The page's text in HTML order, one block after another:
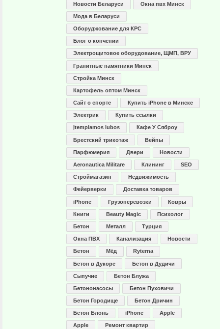
Новости Беларуси Окна пвх Минск
Мода в Беларуси
Оборуджование для КРС
Блог о копчении
Электрощитовое оборудование, ЩМП, ВРУ
Гранитные памятники Минск
Стройка Минск
Картофель оптом Минск
Сайт о спорте Купить iPhone в Минске
Электрик Купить ссылки
Įtempiamos lubos Кафе У Сяброу
Брестский трикотаж Вейпы
Парфюмерия Двери Новости
Aeronautica Militare Клининг SEO
Строймагазин Недвижимость
Фейерверки Доставка товаров
iPhone Грузоперевозки Ковры
Книги Beauty Magic Психолог
Бетон Металл Турция
Окна ПВХ Канализация Новости
Бетон Мёд Ryterna
Бетон в Дукоре Бетон в Дудичи
Сыпучие Бетон Блужа
Бетононасосы Бетон Пуховичи
Бетон Городище Бетон Дричин
Бетон Блонь iPhone Apple
Apple Ремонт квартир